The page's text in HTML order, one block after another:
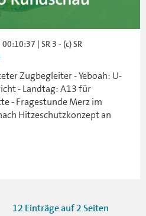
| SR 3 - (c) SR
Zugbegleiter - Yeboah: U-
- Landtag: A13 für
- Fragestunde Merz im
Hitzeschutzkonzept an
12 Einträge auf 2 Seiten